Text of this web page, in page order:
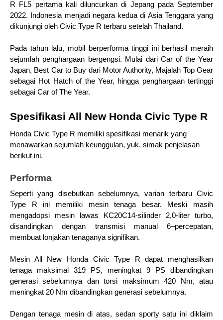
R FL5 pertama kali diluncurkan di Jepang pada September
2022. Indonesia menjadi negara kedua di Asia Tenggara yang
dikunjungi oleh Civic Type R terbaru setelah Thailand.
Pada tahun lalu, mobil berperforma tinggi ini berhasil meraih
sejumlah penghargaan bergengsi. Mulai dari Car of the Year
Japan, Best Car to Buy dari Motor Authority, Majalah Top Gear
sebagai Hot Hatch of the Year, hingga penghargaan tertinggi
sebagai Car of The Year.
Spesifikasi All New Honda Civic Type R
Honda Civic Type R memiliki spesifikasi menarik yang
menawarkan sejumlah keunggulan, yuk, simak penjelasan
berikut ini.
Performa
Seperti yang disebutkan sebelumnya, varian terbaru Civic
Type R ini memiliki mesin tenaga besar. Meski masih
mengadopsi mesin lawas KC20C14-silinder 2,0-liter turbo,
disandingkan dengan transmisi manual 6–percepatan,
membuat lonjakan tenaganya signifikan.
Mesin All New Honda Civic Type R dapat menghasilkan
tenaga maksimal 319 PS, meningkat 9 PS dibandingkan
generasi sebelumnya dan torsi maksimum 420 Nm, atau
meningkat 20 Nm dibandingkan generasi sebelumnya.
Dengan tenaga mesin di atas, sedan sporty satu ini diklaim